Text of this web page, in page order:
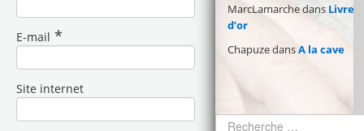
E-mail *
Site internet
MarcLamarchedans Livre
d’or
ChapuzedansA la cave